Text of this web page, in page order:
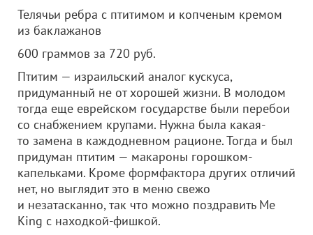
Телячьи ребра с птитимом и копченым кремом
из баклажанов
600 граммов за 720 руб.
Птитим — израильский аналог кускуса,
придуманный не от хорошей жизни. В молодом
тогда еще еврейском государстве были перебои
со снабжением крупами. Нужна была какая-
то замена в каждодневном рационе. Тогда и был
придуман птитим — макароны горошком-
капельками. Кроме формфактора других отличий
нет, но выглядит это в меню свежо
и незатасканно, так что можно поздравить Me
King с находкой-фишкой.